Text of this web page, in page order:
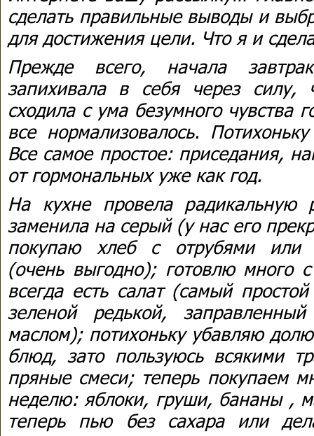
сделать правильные выводы и
для достижения цели. Что я и
Прежде всего, начала
запихивала в себя через силу,
сходила с ума безумного чувства
все нормализовалось.
Все самое простое: приседания,
от гормональных уже как год.
На кухне провела
заменила на серый (у нас его
покупаю хлеб с отрубями или
(очень выгодно); готовлю много
всегда есть салат (самый
зеленой редькой,
маслом); потихоньку убавляю
блюд, зато пользуюсь всякими
пряные смеси; теперь покупаем
неделю: яблоки, груши, бананы ,
теперь пью без сахара или